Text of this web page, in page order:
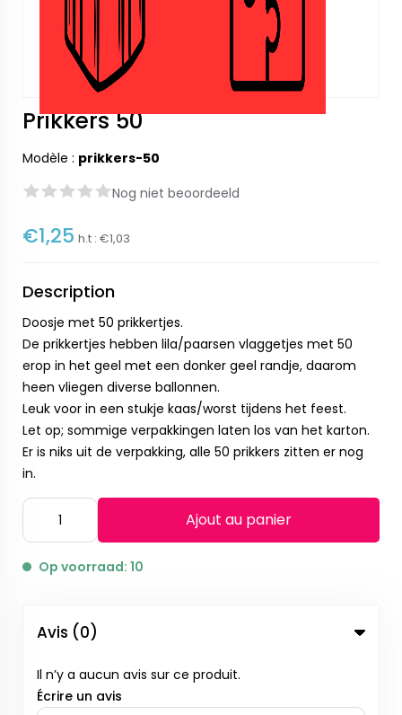
Prikkers 50
Modèle : prikkers-50
Nog niet beoordeeld
€1,25 h.t : €1,03
Description
Doosje met 50 prikkertjes.
De prikkertjes hebben lila/paarsen vlaggetjes met 50
erop in het geel met een donker geel randje, daarom
heen vliegen diverse ballonnen.
Leuk voor in een stukje kaas/worst tijdens het feest.
Let op; sommige verpakkingen laten los van het karton.
Er is niks uit de verpakking, alle 50 prikkers zitten er nog
in.
Ajout au panier
Op voorraad: 10
Avis (0)
Il n’y a aucun avis sur ce produit.
Écrire un avis